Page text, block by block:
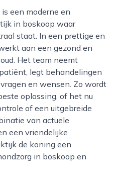
in boskoop waar
staat. In een prettige en
aan een gezond en
Het team neemt
legt behandelingen
en wensen. Zo wordt
oplossing, of het nu
of een uitgebreide
van actuele
een vriendelijke
de koning een
in boskoop en